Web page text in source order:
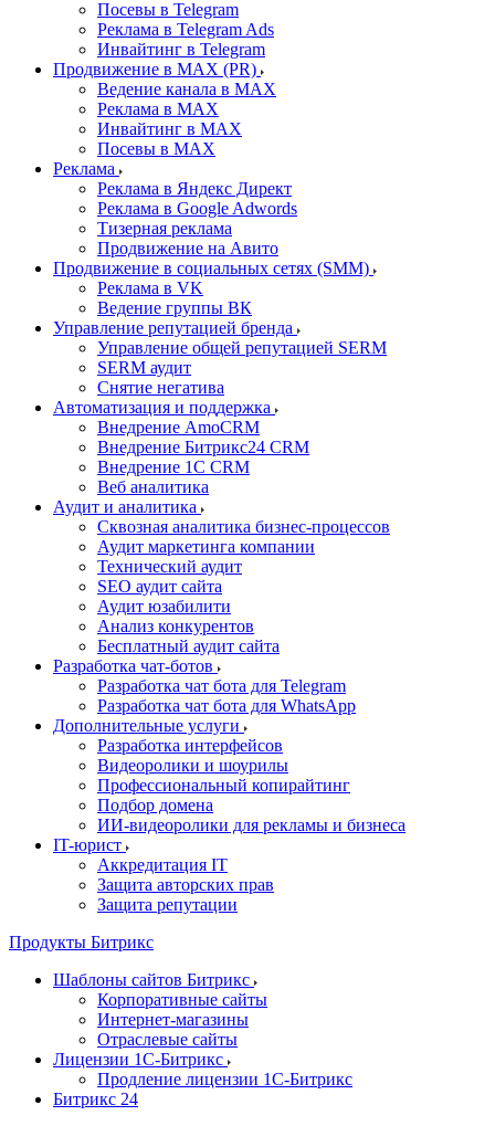
Посевы в Telegram
Реклама в Telegram Ads
Инвайтинг в Telegram
Продвижение в MAX (PR)
Ведение канала в MAX
Реклама в MAX
Инвайтинг в MAX
Посевы в MAX
Реклама
Реклама в Яндекс Директ
Реклама в Google Adwords
Тизерная реклама
Продвижение на Авито
Продвижение в социальных сетях (SMM)
Реклама в VK
Ведение группы ВК
Управление репутацией бренда
Управление общей репутацией SERM
SERM аудит
Снятие негатива
Автоматизация и поддержка
Внедрение AmoCRM
Внедрение Битрикс24 CRM
Внедрение 1C CRM
Веб аналитика
Аудит и аналитика
Сквозная аналитика бизнес-процессов
Аудит маркетинга компании
Технический аудит
SEO аудит сайта
Аудит юзабилити
Анализ конкурентов
Бесплатный аудит сайта
Разработка чат-ботов
Разработка чат бота для Telegram
Разработка чат бота для WhatsApp
Дополнительные услуги
Разработка интерфейсов
Видеоролики и шоурилы
Профессиональный копирайтинг
Подбор домена
ИИ-видеоролики для рекламы и бизнеса
IT-юрист
Аккредитация IT
Защита авторских прав
Защита репутации
Продукты Битрикс
Шаблоны сайтов Битрикс
Корпоративные сайты
Интернет-магазины
Отраслевые сайты
Лицензии 1С-Битрикс
Продление лицензии 1С-Битрикс
Битрикс 24